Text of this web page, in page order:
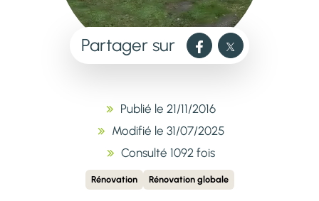
Partager sur
Publié le 21/11/2016
Modifié le 31/07/2025
Consulté 1092 fois
Rénovation Rénovation globale